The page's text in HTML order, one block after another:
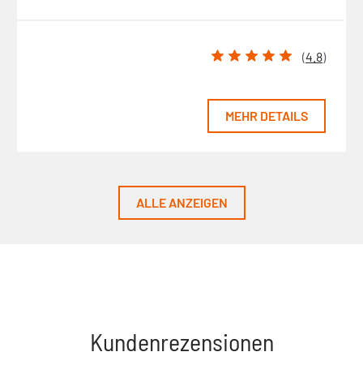
(4.8)
MEHR DETAILS
ALLE ANZEIGEN
Kundenrezensionen